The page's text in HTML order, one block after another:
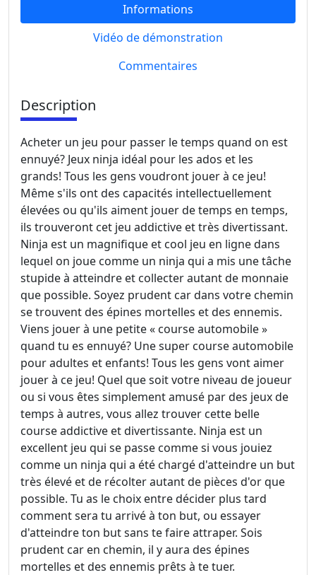
Informations
Vidéo de démonstration
Commentaires
Description
Acheter un jeu pour passer le temps quand on est
ennuyé? Jeux ninja idéal pour les ados et les
grands! Tous les gens voudront jouer à ce jeu!
Même s'ils ont des capacités intellectuellement
élevées ou qu'ils aiment jouer de temps en temps,
ils trouveront cet jeu addictive et très divertissant.
Ninja est un magnifique et cool jeu en ligne dans
lequel on joue comme un ninja qui a mis une tâche
stupide à atteindre et collecter autant de monnaie
que possible. Soyez prudent car dans votre chemin
se trouvent des épines mortelles et des ennemis.
Viens jouer à une petite « course automobile »
quand tu es ennuyé? Une super course automobile
pour adultes et enfants! Tous les gens vont aimer
jouer à ce jeu! Quel que soit votre niveau de joueur
ou si vous êtes simplement amusé par des jeux de
temps à autres, vous allez trouver cette belle
course addictive et divertissante. Ninja est un
excellent jeu qui se passe comme si vous jouiez
comme un ninja qui a été chargé d'atteindre un but
très élevé et de récolter autant de pièces d'or que
possible. Tu as le choix entre décider plus tard
comment sera tu arrivé à ton but, ou essayer
d'atteindre ton but sans te faire attraper. Sois
prudent car en chemin, il y aura des épines
mortelles et des ennemis prêts à te tuer.